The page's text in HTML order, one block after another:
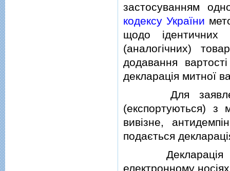
застосуванням
кодексу України
щодо
(аналогiчних)
додавання
декларацiя митної
Для заявлення
(експортуються) з
вивiзне,
подається
Декларацiя
електронному